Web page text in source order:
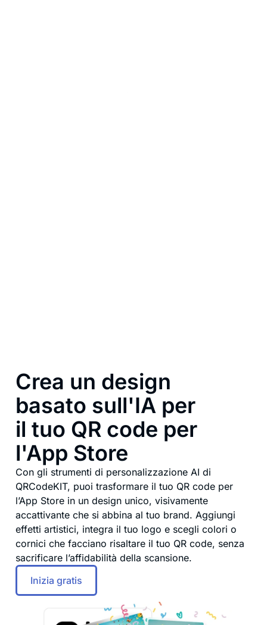
Crea un design
basato sull'IA per
il tuo QR code per
l'App Store
Con gli strumenti di personalizzazione AI di
QRCodeKIT, puoi trasformare il tuo QR code per
l’App Store in un design unico, visivamente
accattivante che si abbina al tuo brand. Aggiungi
effetti artistici, integra il tuo logo e scegli colori o
cornici che facciano risaltare il tuo QR code, senza
sacrificare l’affidabilità della scansione.
Inizia gratis